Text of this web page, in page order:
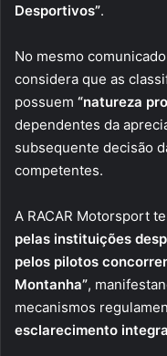
Desportivos”.
No mesmo
considera que as
possuem “natureza
dependentes da
subsequente decisão
competentes.
A RACAR Motorsport
pelas instituições
pelos pilotos
Montanha”,
mecanismos
esclarecimento